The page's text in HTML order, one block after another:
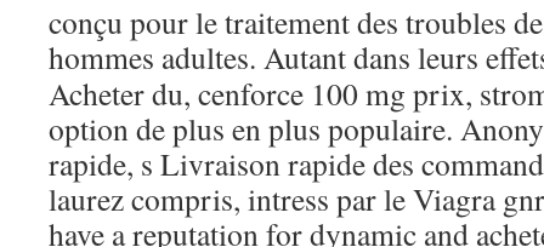
conçu pour le traitement des troubles
hommes adultes. Autant dans leurs
Acheter du, cenforce 100 mg prix,
option de plus en plus populaire.
rapide, s Livraison rapide des
laurez compris, intress par le Viagra
have a reputation for dynamic and